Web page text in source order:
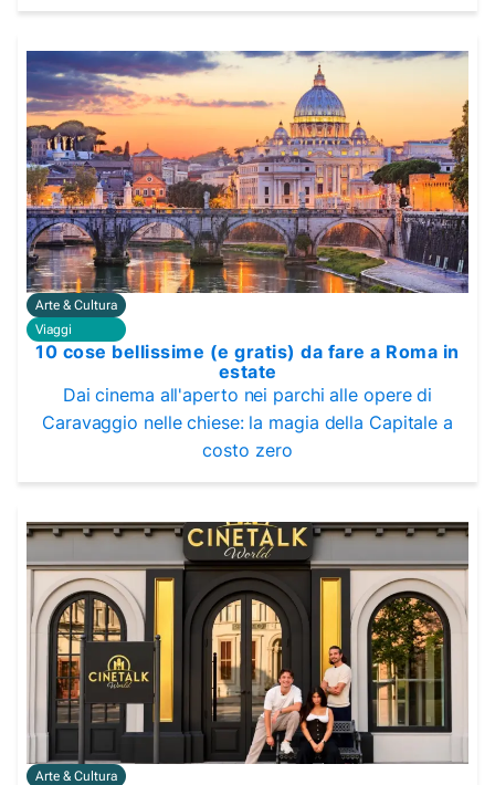
Arte & Cultura
Viaggi
10 cose bellissime (e gratis) da fare a Roma in
estate
Dai cinema all'aperto nei parchi alle opere di
Caravaggio nelle chiese: la magia della Capitale a
costo zero
Arte & Cultura